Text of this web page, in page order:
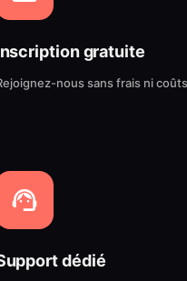
gratuite
nous sans frais ni
dédié